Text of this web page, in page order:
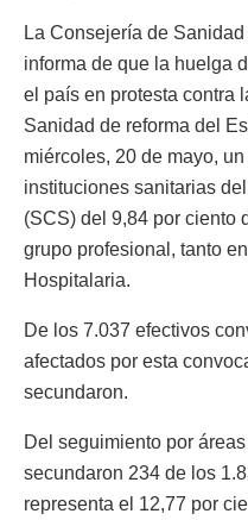
La Consejería de
informa de que la huelga
el país en protesta contra
Sanidad de reforma del
miércoles, 20 de mayo,
instituciones sanitarias
(SCS) del 9,84 por ciento
grupo profesional, tanto
Hospitalaria.
De los 7.037 efectivos
afectados por esta
secundaron.
Del seguimiento por
secundaron 234 de los
representa el 12,77 por